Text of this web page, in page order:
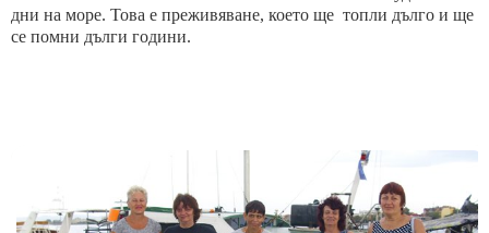
дни на море. Това е преживяване, което ще топли дълго и ще
се помни дълги години.